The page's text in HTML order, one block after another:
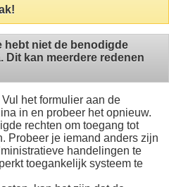
hebt niet de benodigde
Dit kan meerdere redenen
het formulier aan de
in en probeer het opnieuw.
rechten om toegang tot
Probeer je iemand anders zijn
handelingen te
toegankelijk systeem te